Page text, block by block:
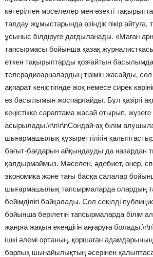
көтерілген мәселелер мен өзекті
талдау жұмыстарында өзіндік пікір айтуға,
ұсыныс білдіруге дағдыланады. «Маған
тапсырмасы бойынша қазақ
еткен тақырыптарды қозғайтын
телерадиоарналардың тізімін жасайды, сол
ақпарат кеңістігінде жоқ немесе сирек
өз басылымын жоспарлайды. Бұл қазіргі
кеңістікке сараптама жасай отырып, жүзеге
асырылады.\r\n\r\nСондай-ақ білім
шығармашылық құзыреттілігін
бағыт-бағдарын айқындауды да назардан
қалдырмаймыз. Мәселен, әдебиет, өнер,
экономика және тағы басқа салалар
шығармашылық тапсырмаларда олардың
бейімділігі байқалады. Сол секілді
бойынша берілетін тапсырмаларда білім
жанрға жақын екендігін аңғаруға
ішкі әлемі ортаның, қоршаған
барлық шынайылықтың әсерінен